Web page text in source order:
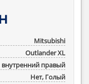
Mitsubishi
Outlander ‎XL
правый
Нет, Голый